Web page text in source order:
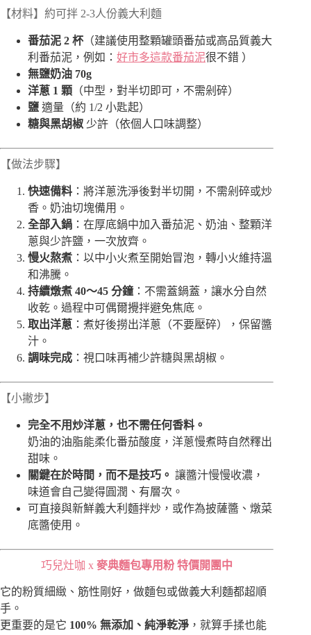
【材料】約可拌 2-3人份義大利麵
番茄泥 2 杯 （建議使用整顆罐頭番茄或高品質義大
利番茄泥，例如： 好市多這款番茄泥很不錯 ）
無鹽奶油 70g
洋蔥 1 顆 （中型，對半切即可，不需剁碎）
鹽 適量（約 1/2 小匙起）
糖與黑胡椒 少許（依個人口味調整）
【做法步驟】
快速備料 ：將洋蔥洗淨後對半切開，不需剁碎或炒
香。奶油切塊備用。
全部入鍋 ：在厚底鍋中加入番茄泥、奶油、整顆洋
蔥與少許鹽，一次放齊。
慢火熬煮 ：以中小火煮至開始冒泡，轉小火維持溫
和沸騰。
持續燉煮 40～45 分鐘：不需蓋鍋蓋，讓水分自然
收乾。過程中可偶爾攪拌避免焦底。
取出洋蔥 ：煮好後撈出洋蔥（不要壓碎），保留醬
汁。
調味完成 ：視口味再補少許糖與黑胡椒。
【小撇步】
完全不用炒洋蔥，也不需任何香料。
奶油的油脂能柔化番茄酸度，洋蔥慢煮時自然釋出
甜味。
關鍵在於時間，而不是技巧。 讓醬汁慢慢收濃，
味道會自己變得圓潤、有層次。
可直接與新鮮義大利麵拌炒，或作為披薩醬、燉菜
底醬使用。
巧兒灶咖 x麥典麵包專用粉 特價開團中
它的粉質細緻、筋性剛好，做麵包或做義大利麵都超順
手。
更重要的是它 100% 無添加、純淨乾淨 ，就算手揉也能